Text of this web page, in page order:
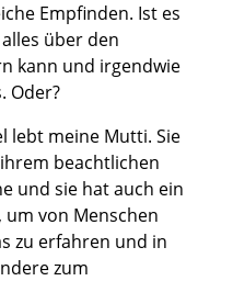
Empfinden. Ist es
über den
kann und irgendwie
Oder?
lebt meine Mutti. Sie
beachtlichen
und sie hat auch ein
um von Menschen
zu erfahren und in
zum